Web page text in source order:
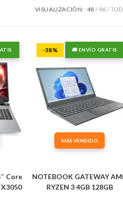
VISUALIZACIÓN: 48 96
Core
MÁS VENDIDO
🚚 ENVÍO GRATIS
-38%
NOTEBOOK GATEWAY
RYZEN 3 4GB 128GB